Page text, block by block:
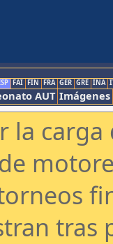
FAI FIN FRA GER GRE INA
AUT Imágenes
la
tras